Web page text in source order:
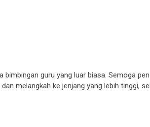
guru yang luar biasa. Semoga
melangkah ke jenjang yang lebih tinggi,